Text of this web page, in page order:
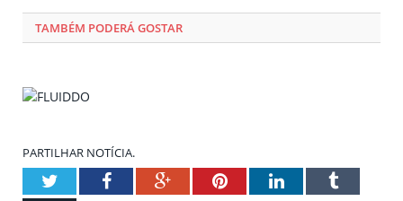
TAMBÉM PODERÁ GOSTAR
PARTILHAR NOTÍCIA.
TwitterFacebookGoogle+PinterestLinkedInTumblr